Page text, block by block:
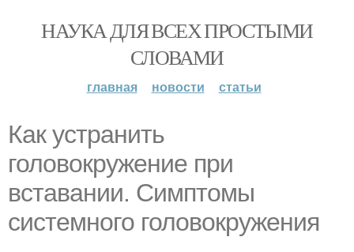
НАУКА ДЛЯ ВСЕХ ПРОСТЫМИ
СЛОВАМИ
главная новости статьи
Как устранить
головокружение при
вставании. Симптомы
системного головокружения